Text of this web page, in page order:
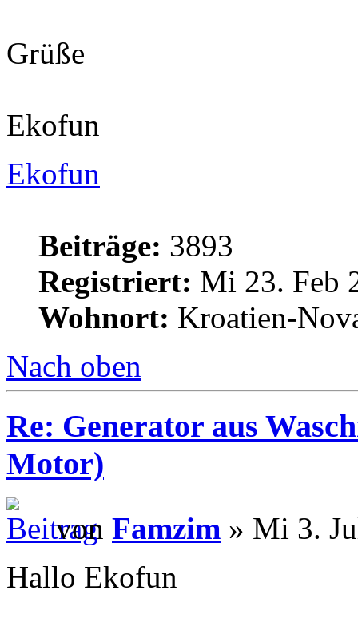
Grüße
Ekofun
Ekofun
Beiträge: 3893
Registriert: Mi 23. Feb
Wohnort: Kroatien-
Nach oben
Re: Generator aus
Motor)
von Famzim » Mi 3.
Hallo Ekofun